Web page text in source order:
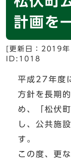
計画を
[更新日： 2019年
ID:1018
平成27年度
方針を長期
め、「松伏
し、公共施
す。
この度、更